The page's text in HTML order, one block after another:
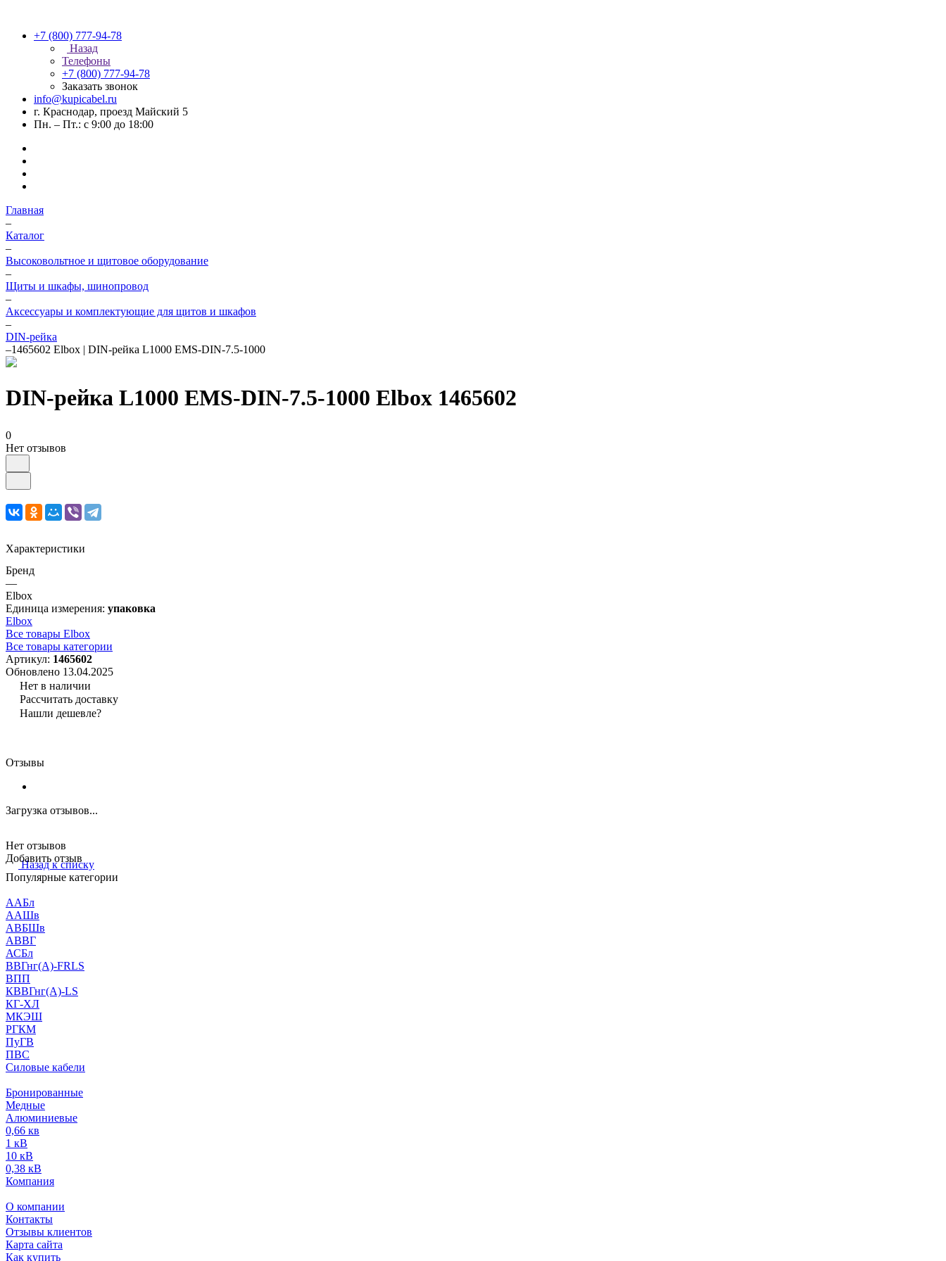
+7 (800) 777-94-78
Назад
Телефоны
+7 (800) 777-94-78
Заказать звонок
info@kupicabel.ru
г. Краснодар, проезд Майский 5
Пн. – Пт.: с 9:00 до 18:00
Главная
–
Каталог
–
Высоковольтное и щитовое оборудование
–
Щиты и шкафы, шинопровод
–
Аксессуары и комплектующие для щитов и шкафов
–
DIN-рейка
–1465602 Elbox | DIN-рейка L1000 EMS-DIN-7.5-1000
DIN-рейка L1000 EMS-DIN-7.5-1000 Elbox 1465602
0
Нет отзывов
Характеристики
Бренд
—
Elbox
Единица измерения: упаковка
Elbox
Все товары Elbox
Все товары категории
Артикул: 1465602
Обновлено 13.04.2025
Нет в наличии
Рассчитать доставку
Нашли дешевле?
Отзывы
Загрузка отзывов...
Нет отзывов
Добавить отзыв
Назад к списку
Популярные категории
ААБл
ААШв
АВБШв
АВВГ
АСБл
ВВГнг(А)-FRLS
ВПП
КВВГнг(А)-LS
КГ-ХЛ
МКЭШ
РГКМ
ПуГВ
ПВС
Силовые кабели
Бронированные
Медные
Алюминиевые
0,66 кв
1 кВ
10 кВ
0,38 кВ
Компания
О компании
Контакты
Отзывы клиентов
Карта сайта
Как купить